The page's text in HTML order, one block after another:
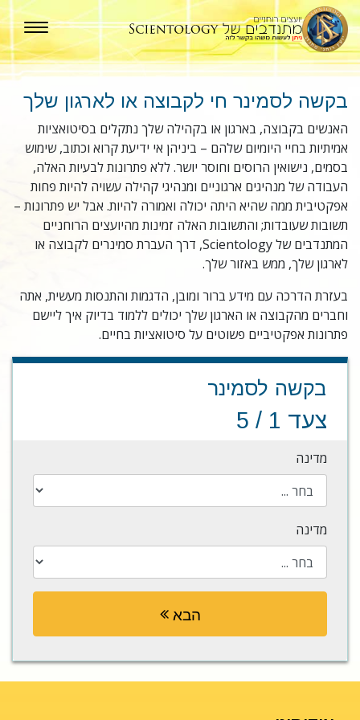
בקשה לסמינר חי לקבוצה או לארגון שלך
האנשים בקבוצה, בארגון או בקהילה שלך נתקלים בסיטואציות
אמיתיות בחיי היומיום שלהם – ביניהן אי ידיעת קרוא וכתוב, שימוש
בסמים, נישואין הרוסים וחוסר יושר. ללא פתרונות לבעיות האלה,
העבודה של מנהיגים ארגוניים ומנהיגי קהילה עשויה להיות פחות
אפקטיבית ממה שהיא היתה יכולה ואמורה להיות. אבל יש פתרונות –
תשובות שעובדות; והתשובות האלה זמינות מהיועצים הרוחניים
המתנדבים של Scientology, דרך העברת סמינרים לקבוצה או
לארגון שלך, ממש באזור שלך.
בעזרת הדרכה עם מידע ברור ומובן, הדגמות והתנסות מעשית, אתה
וחברים מהקבוצה או הארגון שלך יכולים ללמוד בדיוק איך ליישם
פתרונות אפקטיביים פשוטים על סיטואציות בחיים.
בקשה לסמינר
צעד 1 / 5
מדינה
מדינה
הבא